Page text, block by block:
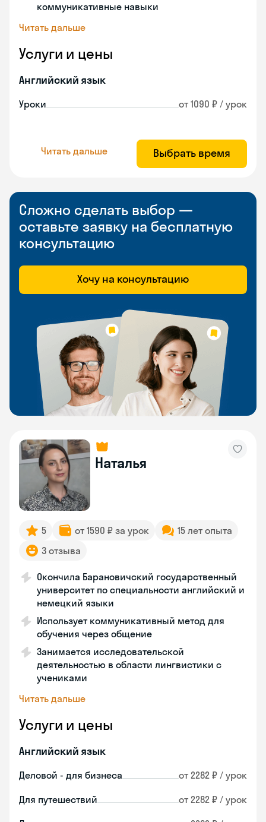
коммуникативные навыки
Читать дальше
Услуги и цены
Английский язык
Уроки от 1090 ₽ / урок
Читать дальше Выбрать время
Сложно сделать выбор —
оставьте заявку на бесплатную
консультацию
Хочу на консультацию
Наталья
5 от 1590 ₽ за урок
15 лет опыта
3 отзыва
Окончила Барановичский государственный
университет по специальности английский и
немецкий языки
Использует коммуникативный метод для
обучения через общение
Занимается исследовательской
деятельностью в области лингвистики с
учениками
Читать дальше
Услуги и цены
Английский язык
Деловой - для бизнеса от 2282 ₽ / урок
Для путешествий от 2282 ₽ / урок